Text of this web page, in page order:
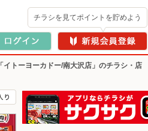
チラシを見てポイントを貯めよう
「イトーヨーカドー/南大沢店」のチラシ・店